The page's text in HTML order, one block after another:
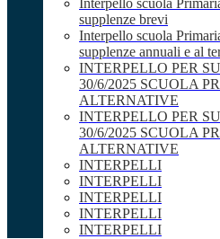
Interpello scuola
supplenze brevi
Interpello scuola
supplenze annuali e al
INTERPELLO PER
30/6/2025 SCUOLA
ALTERNATIVE
INTERPELLO PER
30/6/2025 SCUOLA
ALTERNATIVE
INTERPELLI
INTERPELLI
INTERPELLI
INTERPELLI
INTERPELLI